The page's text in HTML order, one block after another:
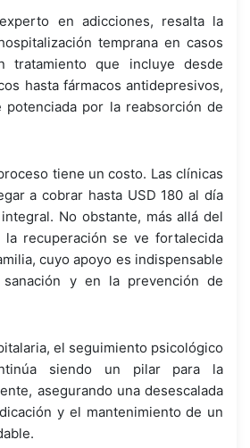
en adicciones, resalta la
temprana en casos
tratamiento que incluye desde
hasta fármacos antidepresivos,
potenciada por la reabsorción de
tiene un costo. Las clínicas
a cobrar hasta USD 180 al día
No obstante, más allá del
la recuperación se ve fortalecida
cuyo apoyo es indispensable
y en la prevención de
el seguimiento psicológico
siendo un pilar para la
asegurando una desescalada
y el mantenimiento de un